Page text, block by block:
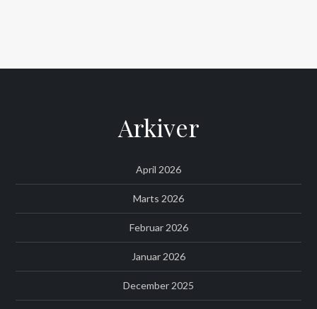
Arkiver
April 2026
Marts 2026
Februar 2026
Januar 2026
December 2025